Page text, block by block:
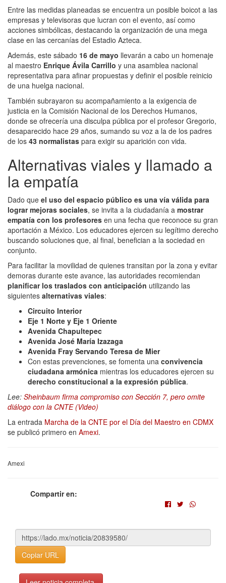
Entre las medidas planeadas se encuentra un posible boicot a las
empresas y televisoras que lucran con el evento, así como
acciones simbólicas, destacando la organización de una mega
clase en las cercanías del Estadio Azteca.
Además, este sábado 16 de mayo llevarán a cabo un homenaje
al maestro Enrique Ávila Carrillo y una asamblea nacional
representativa para afinar propuestas y definir el posible reinicio
de una huelga nacional.
También subrayaron su acompañamiento a la exigencia de
justicia en la Comisión Nacional de los Derechos Humanos,
donde se ofrecería una disculpa pública por el profesor Gregorio,
desaparecido hace 29 años, sumando su voz a la de los padres
de los 43 normalistas para exigir su aparición con vida.
Alternativas viales y llamado a
la empatía
Dado que el uso del espacio público es una vía válida para
lograr mejoras sociales, se invita a la ciudadanía a mostrar
empatía con los profesores en una fecha que reconoce su gran
aportación a México. Los educadores ejercen su legítimo derecho
buscando soluciones que, al final, benefician a la sociedad en
conjunto.
Para facilitar la movilidad de quienes transitan por la zona y evitar
demoras durante este avance, las autoridades recomiendan
planificar los traslados con anticipación utilizando las
siguientes alternativas viales:
Circuito Interior
Eje 1 Norte y Eje 1 Oriente
Avenida Chapultepec
Avenida José María Izazaga
Avenida Fray Servando Teresa de Mier
Con estas prevenciones, se fomenta una convivencia
ciudadana armónica mientras los educadores ejercen su
derecho constitucional a la expresión pública.
Lee: Sheinbaum firma compromiso con Sección 7, pero omite
diálogo con la CNTE (Video)
La entrada Marcha de la CNTE por el Día del Maestro en CDMX
se publicó primero en Amexi.
Amexi
Compartir en:
Copiar URL